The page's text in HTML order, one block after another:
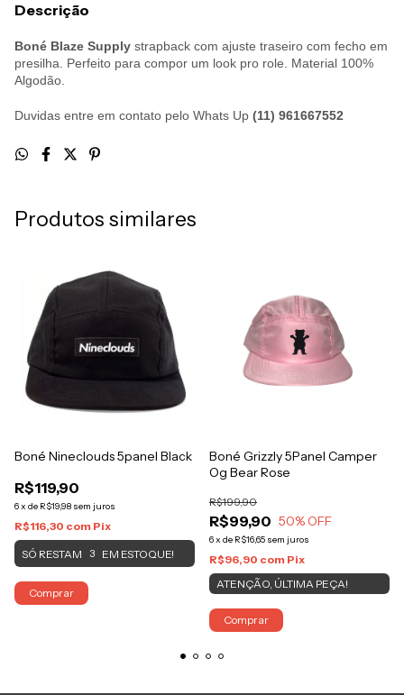
Descrição
Boné Blaze Supply strapback com ajuste traseiro com fecho em
presilha. Perfeito para compor um look pro role. Material 100%
Algodão.
Duvidas entre em contato pelo Whats Up (11) 961667552
Produtos similares
Boné Nineclouds 5panel Black
R$119,90
6x de R$19,98 sem juros
R$116,30 com Pix
SÓ RESTAM 3 EM ESTOQUE!
Comprar
Boné Grizzly 5Panel Camper
Og Bear Rose
R$99,90
R$199,90
50% OFF
6x de R$16,65 sem juros
R$96,90 com Pix
ATENÇÃO, ÚLTIMA PEÇA!
Comprar